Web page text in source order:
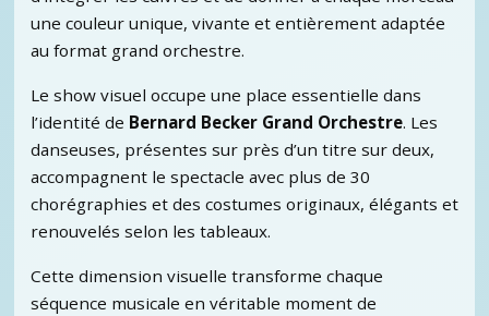
une couleur unique, vivante et entièrement adaptée
au format grand orchestre.
Le show visuel occupe une place essentielle dans
l’identité de Bernard Becker Grand Orchestre. Les
danseuses, présentes sur près d’un titre sur deux,
accompagnent le spectacle avec plus de 30
chorégraphies et des costumes originaux, élégants et
renouvelés selon les tableaux.
Cette dimension visuelle transforme chaque
séquence musicale en véritable moment de